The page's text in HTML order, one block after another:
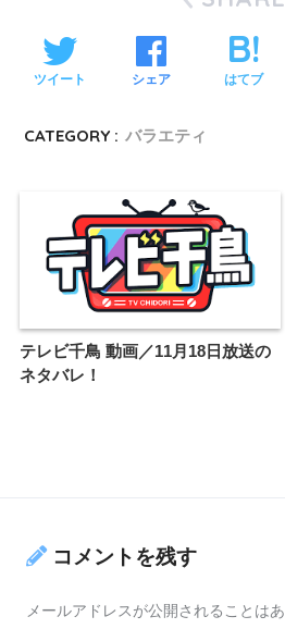
ツイート シェア はてブ
CATEGORY : バラエティ
テレビ千鳥 動画／11月18日放送の
ネタバレ！
コメントを残す
メールアドレスが公開されることはあ